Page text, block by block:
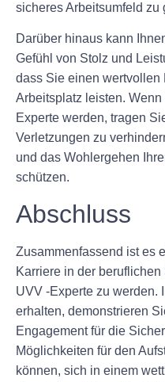
sicheres Arbeitsumfeld zu
Darüber hinaus kann
Gefühl von Stolz und
dass Sie einen wertvollen
Arbeitsplatz leisten.
Experte werden, tragen
Verletzungen zu
und das Wohlergehen
schützen.
Abschluss
Zusammenfassend ist es
Karriere in der
UVV -Experte zu werden.
erhalten, demonstrieren
Engagement für die
Möglichkeiten für den
können, sich in einem